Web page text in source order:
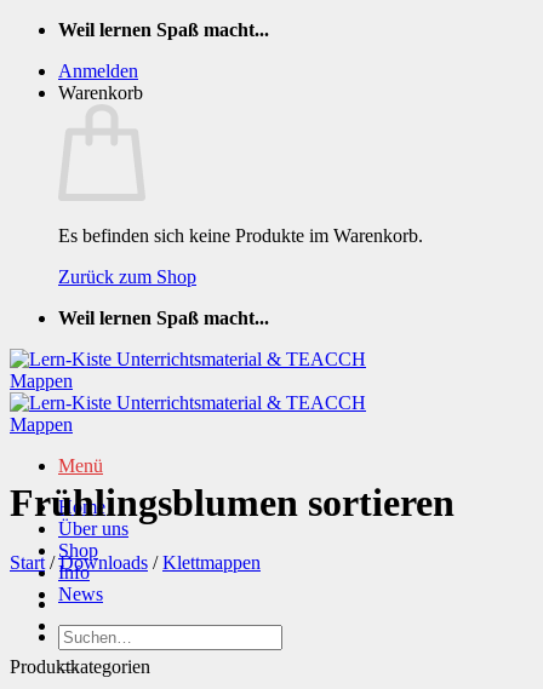
Zum
springen
Weil lernen Spaß macht...
Anmelden
Warenkorb
Es befinden sich keine Produkte im Warenkorb.
Zurück zum Shop
Weil lernen Spaß macht...
Menü
Home
Über uns
Shop
Info
News
Suchen
nach:
Frühlingsblumen sortieren
Start / Downloads / Klettmappen
Produktkategorien